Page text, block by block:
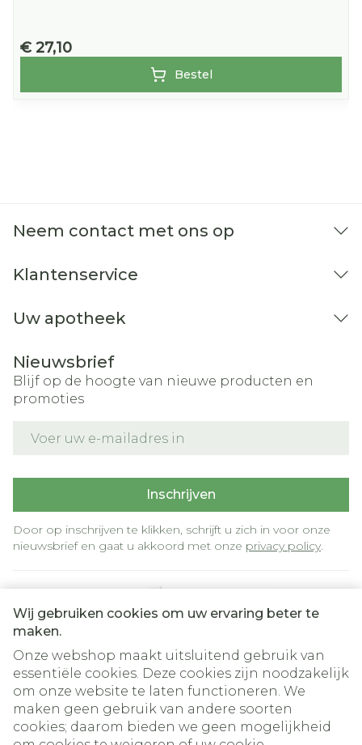
Wij gebruiken cookies om uw ervaring beter te
maken.
Onze webshop maakt uitsluitend gebruik van
essentiële cookies. Deze cookies zijn noodzakelijk
om onze website te laten functioneren. We
maken geen gebruik van andere soorten
cookies; daarom bieden we geen mogelijkheid
€ 27,10
Bestel
Neem contact met ons op
Klantenservice
Uw apotheek
Nieuwsbrief
Blijf op de hoogte van nieuwe producten en
promoties
Inschrijven
Door op inschrijven te klikken, schrijft u zich in voor onze
nieuwsbrief en gaat u akkoord met onze privacy policy.
Juridische links